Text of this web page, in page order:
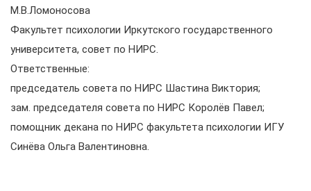
М.В.Ломоносова
Факультет психологии Иркутского государственного
университета, совет по НИРС.
Ответственные:
председатель совета по НИРС Шастина Виктория;
зам. председателя совета по НИРС Королёв Павел;
помощник декана по НИРС факультета психологии ИГУ
Синёва Ольга Валентиновна.